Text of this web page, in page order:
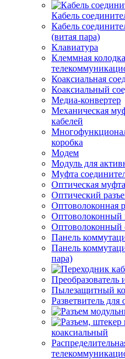
Кабель
Кабель
(витая пара)
Клавиатура
Клеммная
Коаксиальная
Коаксиальный
Медиа-конвертер
Механическая
кабелей
коробка
Модем
Модуль для
Муфта
Оптическая муфта
Оптический
Оптоволоконная
Оптоволоконный
Панель
Панель
пара)
Преобразователь
Пылезащитный
Разветвитель
коаксиальный